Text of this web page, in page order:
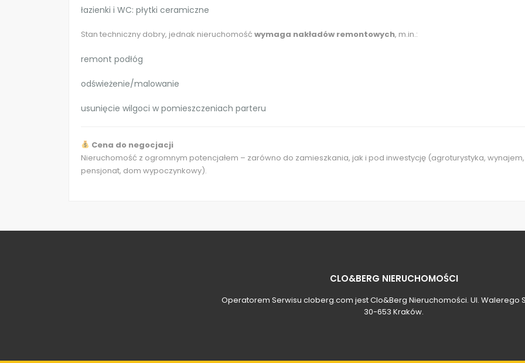
łazienki i WC: płytki ceramiczne
Stan techniczny dobry, jednak nieruchomość wymaga nakładów remontowych, m.in.:
remont podłóg
odświeżenie/malowanie
usunięcie wilgoci w pomieszczeniach parteru
Cena do negocjacji
Nieruchomość z ogromnym potencjałem – zarówno do zamieszkania, jak i pod inwestycję (agroturystyka, wynajem,
pensjonat, dom wypoczynkowy).
CLO&BERG NIERUCHOMOŚCI
Operatorem Serwisu cloberg.com jest Clo&Berg Nieruchomości. Ul. Walerego
30-653 Kraków.